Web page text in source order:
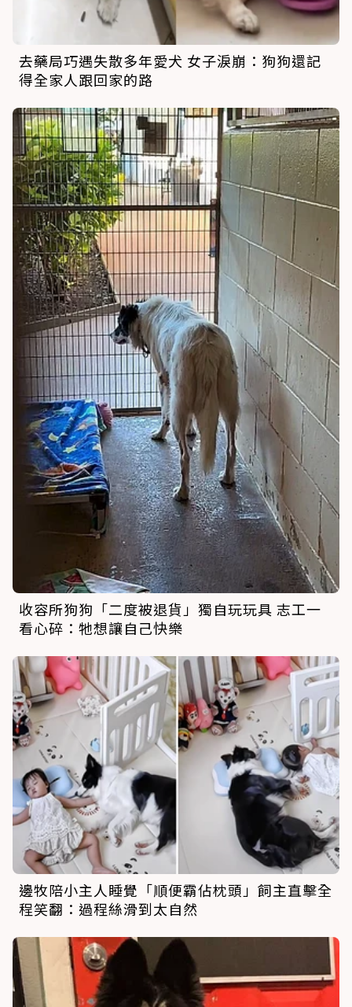
去藥局巧遇失散多年愛犬 女子淚崩：狗狗還記
得全家人跟回家的路
收容所狗狗「二度被退貨」獨自玩玩具 志工一
看心碎：牠想讓自己快樂
邊牧陪小主人睡覺「順便霸佔枕頭」飼主直擊全
程笑翻：過程絲滑到太自然